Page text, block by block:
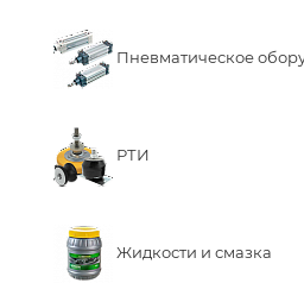
Пневматическое
РТИ
Жидкости и смазка